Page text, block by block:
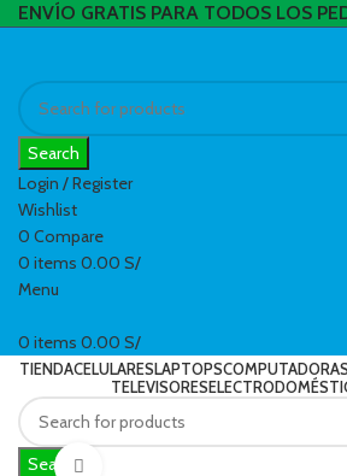
ENVÍO GRATIS PARA TODOS LOS
Search
Login / Register
Wishlist
0 Compare
0 items 0.00 S/
Menu
0 items 0.00 S/
TIENDACELULARESLAPTOPSCOMPUTADORAS
TELEVISORES
Search